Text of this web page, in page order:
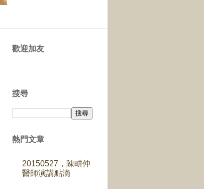
歡迎加友
搜尋
熱門文章
20150527，陳畊仲
醫師演講點滴